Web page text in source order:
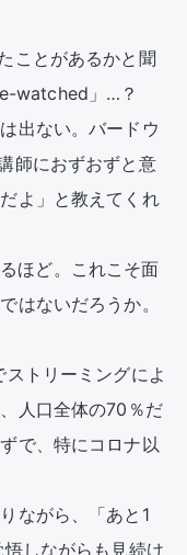
ことがあるかと聞
watched」…？
出ない。バードウ
師におずおずと意
よ」と教えてくれ
ほど。これこそ面
はないだろうか。
トリーミングによ
人口全体の70％だ
で、特にコロナ以
ながら、「あと1
しながらも見続け